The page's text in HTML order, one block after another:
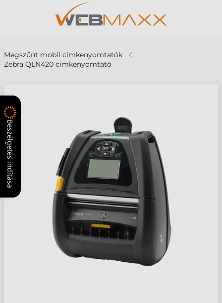
Megszűnt mobil címkenyomtatók
Zebra QLN420 címkenyomtató
Beszélgetés indítása